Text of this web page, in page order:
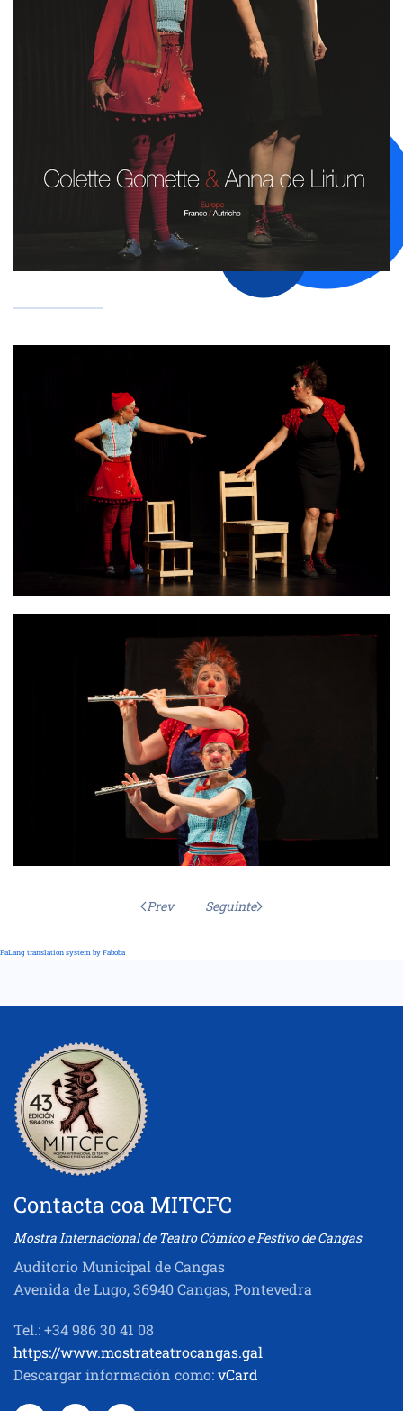
Prev Seguinte
FaLang translation system by Faboba
Contacta coa MITCFC
Mostra Internacional de Teatro Cómico e Festivo de Cangas
Auditorio Municipal de Cangas
Avenida de Lugo, 36940 Cangas, Pontevedra
Tel.: +34 986 30 41 08
https://www.mostrateatrocangas.gal
Descargar información como:vCard